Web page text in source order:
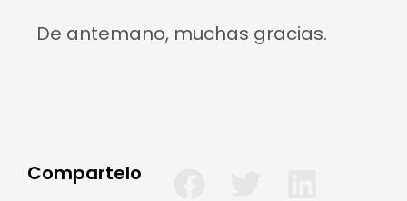
De antemano, muchas gracias.
Compartelo